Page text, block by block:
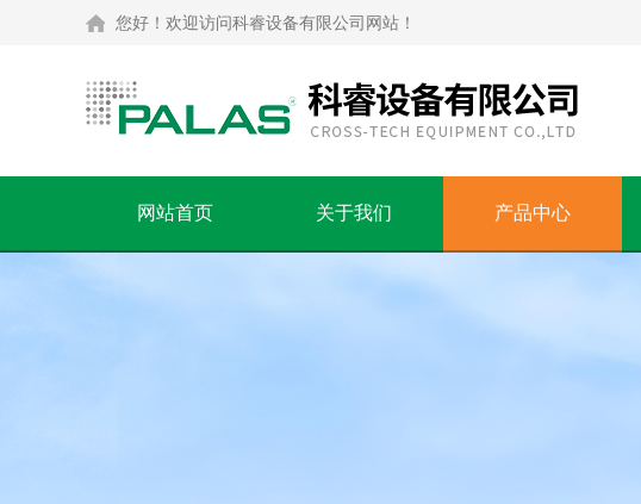
您好！欢迎访问科睿设备有限公司网站！
网站首页 关于我们 产品中心